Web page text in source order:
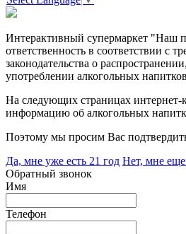
Интерактивный супермаркет "Наш
ответственность в соответствии с
законодательства о
употреблении алкогольных
На следующих страницах интернет-
информацию об алкогольных
Поэтому мы просим Вас
Да, мне уже есть 21 год Нет, мне еще
Обратный звонок
Имя
Телефон